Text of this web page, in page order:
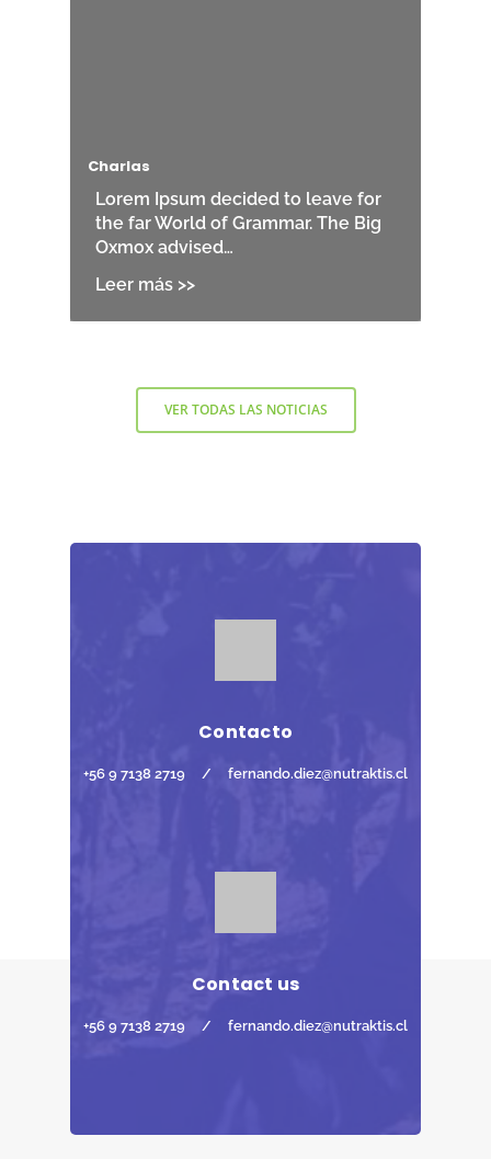
Charlas
Lorem Ipsum decided to leave for
the far World of Grammar. The Big
Oxmox advised…
VER TODAS LAS NOTICIAS
Contacto
+56 9 7138 2719 / fernando.diez@nutraktis.cl
Contact us
+56 9 7138 2719 / fernando.diez@nutraktis.cl